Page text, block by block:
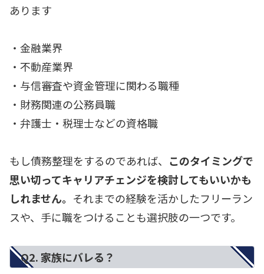
あります
・金融業界
・不動産業界
・与信審査や資金管理に関わる職種
・財務関連の公務員職
・弁護士・税理士などの資格職
もし債務整理をするのであれば、 このタイミングで
思い切ってキャリアチェンジを検討してもいいかも
しれません。 それまでの経験を活かしたフリーラン
スや、手に職をつけることも選択肢の一つです。
Q2. 家族にバレる？